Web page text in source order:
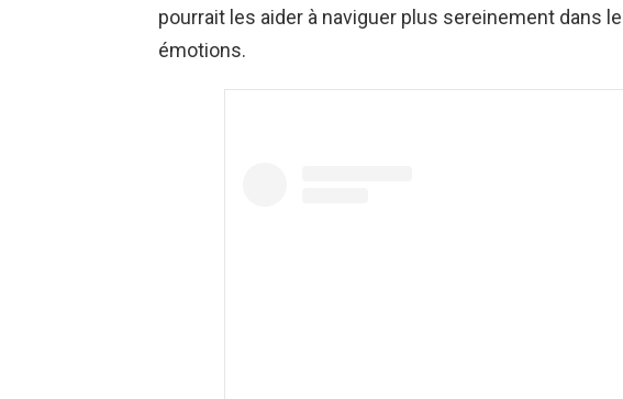
pourrait les aider à naviguer plus sereinement dans
émotions.